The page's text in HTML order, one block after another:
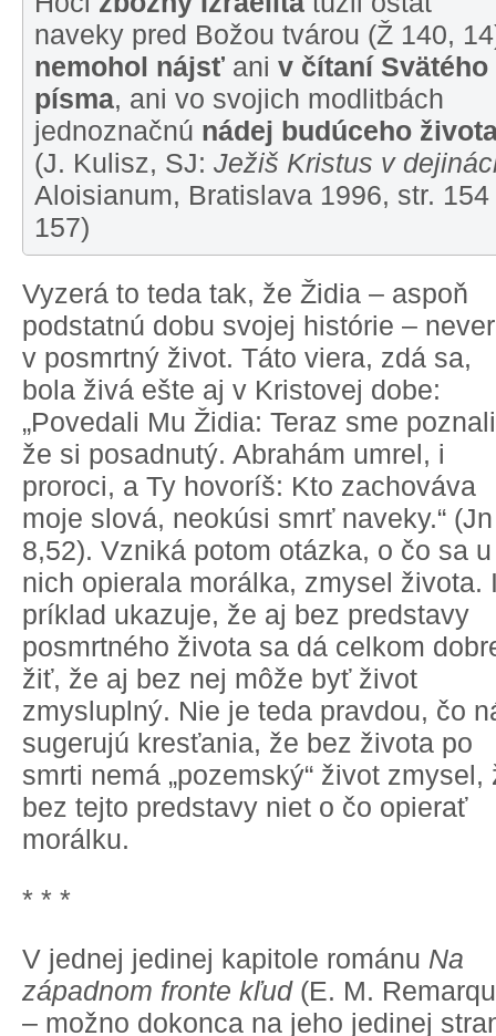
naveky pred Božou tvárou (Ž 140,
nemohol nájsť ani v čítaní Svätého
písma, ani vo svojich modlitbách
jednoznačnú nádej budúceho
(J. Kulisz, SJ: Ježiš Kristus v
Aloisianum, Bratislava 1996, str. 154
157)
Vyzerá to teda tak, že Židia – aspoň
podstatnú dobu svojej histórie –
v posmrtný život. Táto viera, zdá sa,
bola živá ešte aj v Kristovej dobe:
„Povedali Mu Židia: Teraz sme
že si posadnutý. Abrahám umrel, i
proroci, a Ty hovoríš: Kto zachováva
moje slová, neokúsi smrť naveky.“ (Jn
8,52). Vzniká potom otázka, o čo sa u
nich opierala morálka, zmysel života.
príklad ukazuje, že aj bez predstavy
posmrtného života sa dá celkom
žiť, že aj bez nej môže byť život
zmysluplný. Nie je teda pravdou, čo
sugerujú kresťania, že bez života po
smrti nemá „pozemský“ život zmysel,
bez tejto predstavy niet o čo opierať
morálku.
* * *
V jednej jedinej kapitole románu Na
západnom fronte kľud(E. M.
– možno dokonca na jeho jedinej